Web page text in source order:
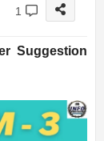
1
Suggestion